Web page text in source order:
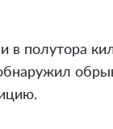
в полутора